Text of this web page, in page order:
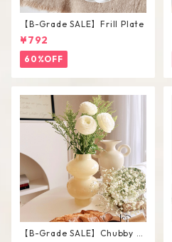
【B-Grade SALE】Frill Plate
¥792
60%OFF
【B-Grade SALE】Chubby V